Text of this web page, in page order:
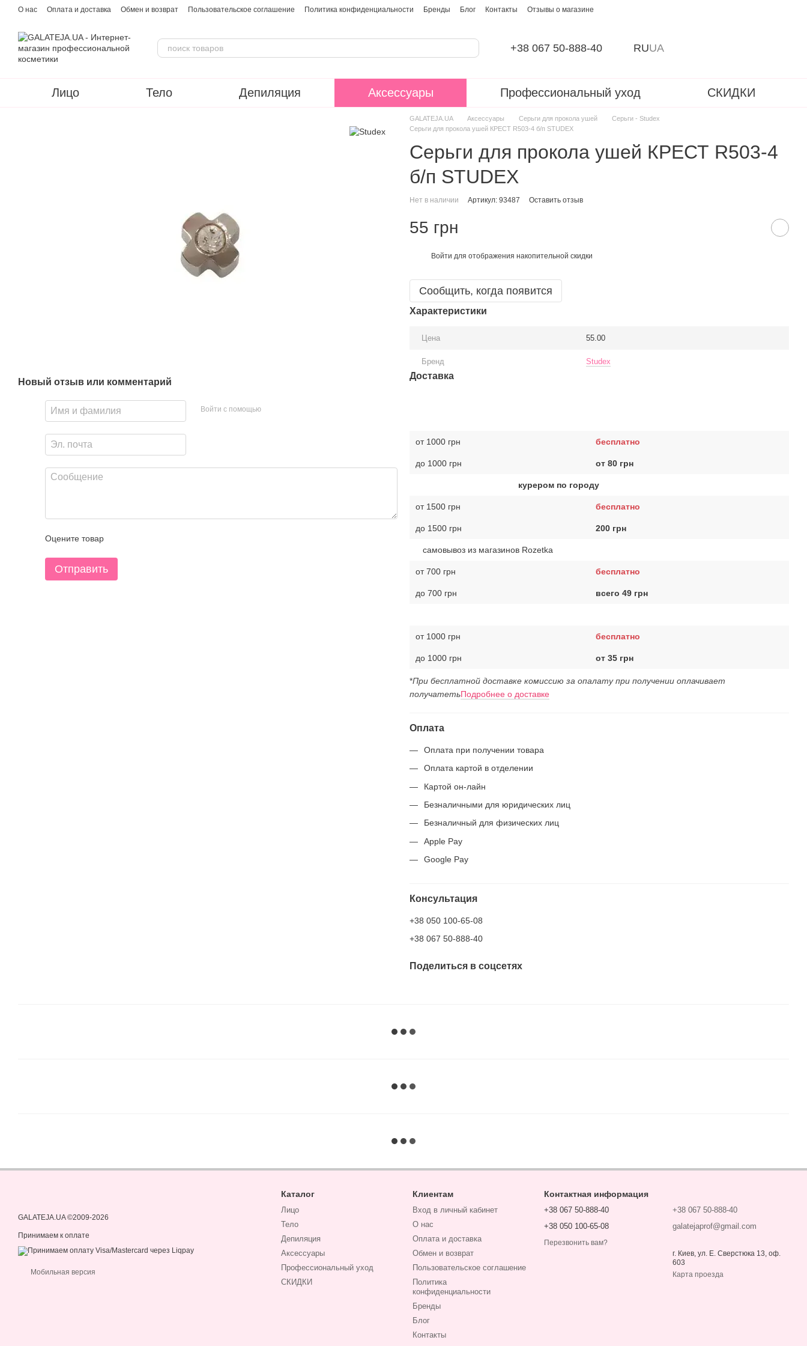
Перейти к основному контенту
О нас Оплата и доставка Обмен и возврат Пользовательское соглашение Политика конфиденциальности Бренды Блог Контакты Отзывы о магазине
+38 067 50-888-40 RUUA
Лицо Тело Депиляция Аксессуары Профессиональный уход СКИДКИ
Новый отзыв или комментарий
Войти с помощью
Оцените товар
Отправить
GALATEJA.UA Аксессуары Серьги для прокола ушей
Серьги - Studex
Серьги для прокола ушей КРЕСТ R503-4 б/п STUDEX
Серьги для прокола ушей КРЕСТ R503-4
б/п STUDEX
Нет в наличии Артикул: 93487 Оставить отзыв
55 грн
Войти для отображения накопительной скидки
Сообщить, когда появится
Характеристики
Цена 55.00
Бренд Studex
Доставка
от 1000 грн бесплатно
до 1000 грн от 80 грн
курером по городу
от 1500 грн бесплатно
до 1500 грн 200 грн
самовывоз из магазинов Rozetka
от 700 грн бесплатно
до 700 грн всего 49 грн
от 1000 грн бесплатно
до 1000 грн от 35 грн
*При бесплатной доставке комиссию за опалату при получении оплачивает
получатетьПодробнее о доставке
Оплата
Оплата при получении товара
Оплата картой в отделении
Картой он-лайн
Безналичными для юридических лиц
Безналичный для физических лиц
Apple Pay
Google Pay
Консультация
+38 050 100-65-08
+38 067 50-888-40
Поделиться в соцсетях
GALATEJA.UA ©2009-2026
Принимаем к оплате
Мобильная версия
Каталог
Лицо
Тело
Депиляция
Аксессуары
Профессиональный уход
СКИДКИ
Клиентам
Вход в личный кабинет
О нас
Оплата и доставка
Обмен и возврат
Пользовательское соглашение
Политика
конфиденциальности
Бренды
Блог
Контакты
Контактная информация
+38 067 50-888-40
+38 050 100-65-08
Перезвонить вам?
+38 067 50-888-40
galatejaprof@gmail.com
г. Киев, ул. Е. Сверстюка 13, оф.
603
Карта проезда